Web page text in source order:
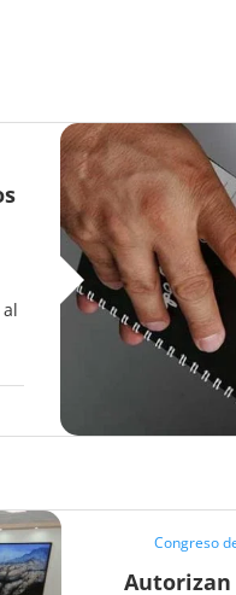
Congreso
Autorizan